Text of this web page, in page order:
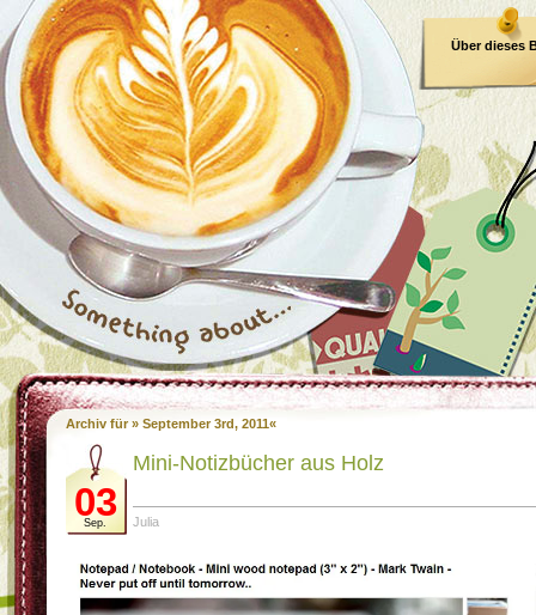
Über dieses
Archiv für » September 3rd, 2011«
03
Sep.
Mini-Notizbücher aus Holz
Julia